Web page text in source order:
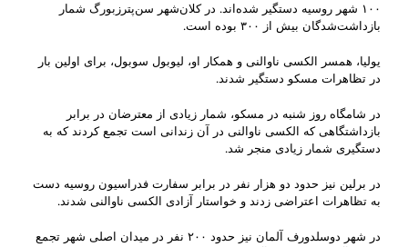
۱۰۰ شهر روسیه دستگیر شده‌اند. در کلان‌شهر سن‌پترزبورگ شمار
بازداشت‌شدگان بیش از ۳۰۰ بوده است.
یولیا، همسر الکسی ناوالنی و همکار او، لیوبول سوبول، برای اولین بار
در تظاهرات مسکو دستگیر شدند.
در شامگاه روز شنبه در مسکو، شمار زیادی از معترضان در برابر
بازداشتگاهی که الکسی ناوالنی در آن زندانی است تجمع کردند که به
دستگیری شمار زیادی منجر شد.
در برلین نیز حدود دو هزار نفر در برابر سفارت فدراسیون روسیه دست
به تظاهرات اعتراضی زدند و خواستار آزادی الکسی ناوالنی شدند.
در شهر دوسلدورف آلمان نیز حدود ۲۰۰ نفر در میدان اصلی شهر تجمع